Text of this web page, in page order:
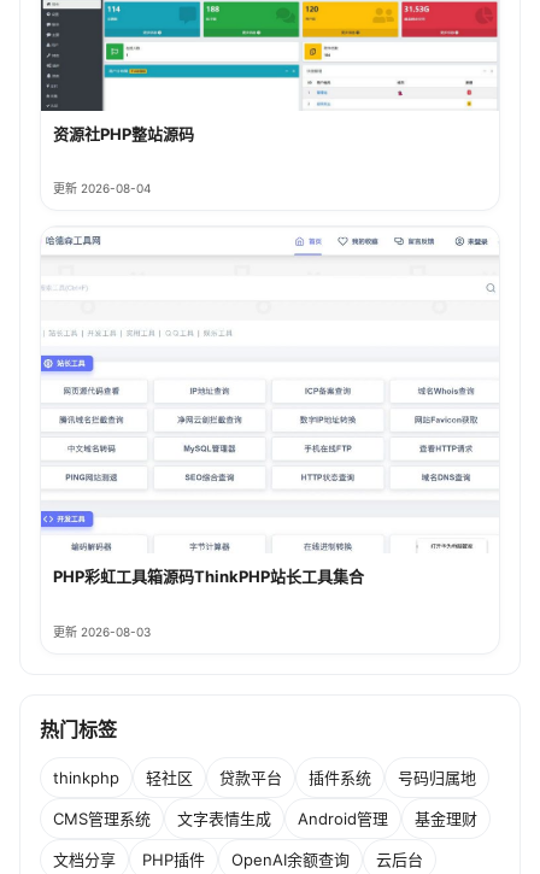
资源社PHP整站源码
更新 2026-08-04
PHP彩虹工具箱源码ThinkPHP站长工具集合
更新 2026-08-03
热门标签
thinkphp 轻社区 贷款平台 插件系统 号码归属地
CMS管理系统 文字表情生成 Android管理 基金理财
文档分享 PHP插件 OpenAI余额查询 云后台